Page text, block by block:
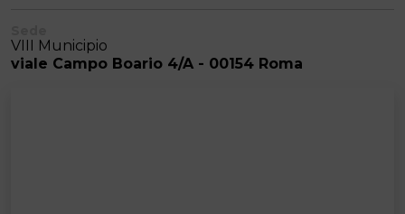
VIII Municipio
viale Campo Boario 4/A - 00154 Roma